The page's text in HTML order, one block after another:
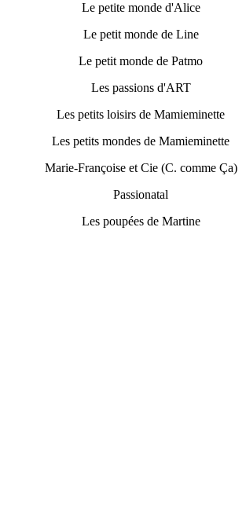
Le petite monde d'Alice
Le petit monde de Line
Le petit monde de Patmo
Les passions d'ART
Les petits loisirs de Mamieminette
Les petits mondes de Mamieminette
Marie-Françoise et Cie (C. comme Ça)
Passionatal
Les poupées de Martine